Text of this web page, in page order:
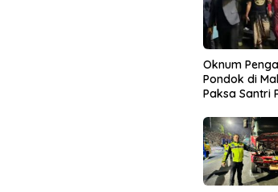
Oknum
Pondok di
Paksa Santri